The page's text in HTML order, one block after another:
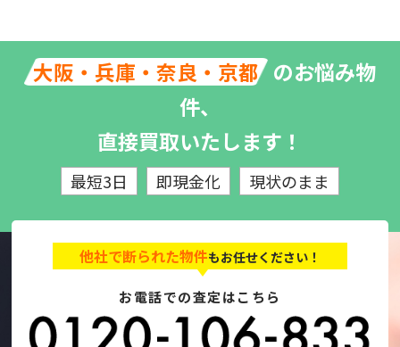
大阪・兵庫・奈良・京都 のお悩み物
件、
直接買取いたします！
最短3日 即現金化 現状のまま
他社で断られた物件もお任せください！
お電話での査定はこちら